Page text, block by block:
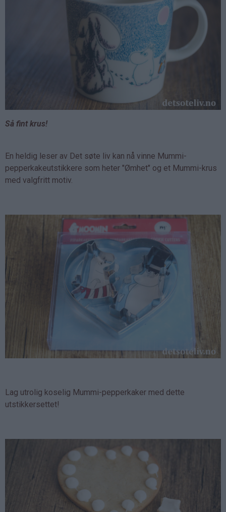
Så fint krus!
En heldig leser av Det søte liv kan nå vinne Mummi-
pepperkakeutstikkere som heter "Ømhet" og et Mummi-krus
med valgfritt motiv.
Lag utrolig koselig Mummi-pepperkaker med dette
utstikkersettet!